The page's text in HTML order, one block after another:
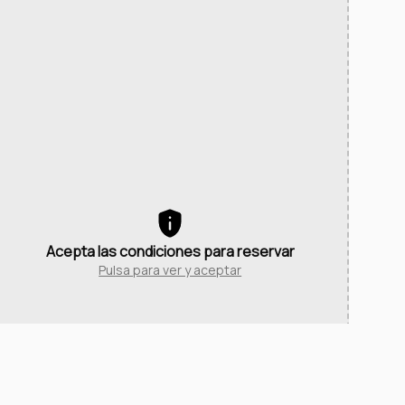
Acepta las condiciones para reservar
Pulsa para ver y aceptar